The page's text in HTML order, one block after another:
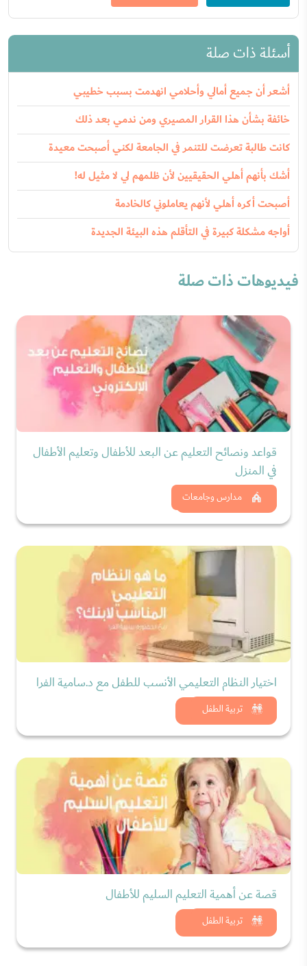
أسئلة ذات صلة
أشعر أن جميع أمالي وأحلامي انهدمت بسبب خطيبي
خائفة بشأن هذا القرار المصيري ومن ندمي بعد ذلك
كانت طالبة تعرضت للتنمر في الجامعة لكني أصبحت معيدة
أشك بأنهم أهلي الحقيقيين لأن ظلمهم لي لا مثيل له!
أصبحت أكره أهلي لأنهم يعاملوني كالخادمة
أواجه مشكلة كبيرة في التأقلم هذه البيئة الجديدة
فيديوهات ذات صلة
مدارس وجامعات
قواعد ونصائح التعليم عن البعد للأطفال وتعليم الأطفال
في المنزل
شاهد الان
تربية الطفل
اختيار النظام التعليمي الأنسب للطفل مع د.سامية الفرا
شاهد الان
تربية الطفل
قصة عن أهمية التعليم السليم للأطفال
شاهد الان